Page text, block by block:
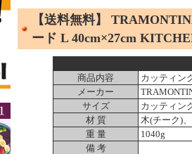
【送料無料】
ード L 40cm×27cm
商品内容
カッティン
メーカー
サイズ
カッティン
材 質
木(チーク)
重 量
1040g
備 考